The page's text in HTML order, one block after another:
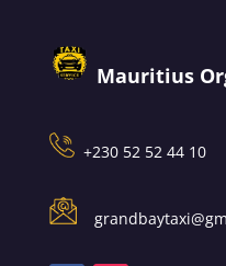
Mauritius
+230 52 52 44 10